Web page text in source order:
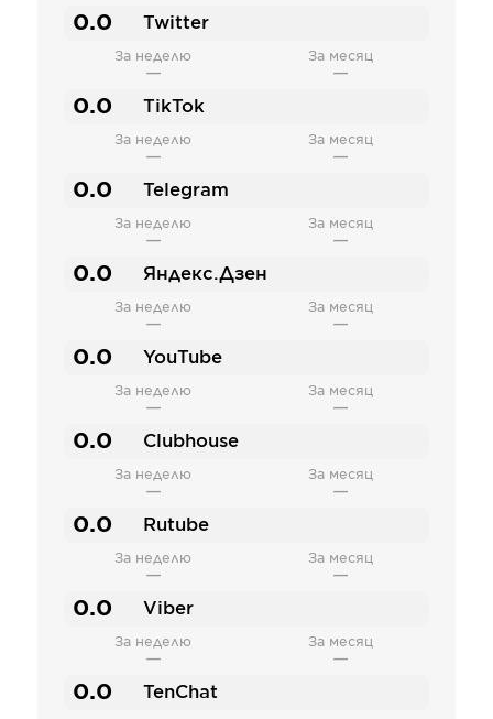
0.0 Twitter
За неделю
—
За месяц
—
0.0 TikTok
За неделю
—
За месяц
—
0.0 Telegram
За неделю
—
За месяц
—
0.0 Яндекс.Дзен
За неделю
—
За месяц
—
0.0 YouTube
За неделю
—
За месяц
—
0.0 Clubhouse
За неделю
—
За месяц
—
0.0 Rutube
За неделю
—
За месяц
—
0.0 Viber
За неделю
—
За месяц
—
0.0 TenChat